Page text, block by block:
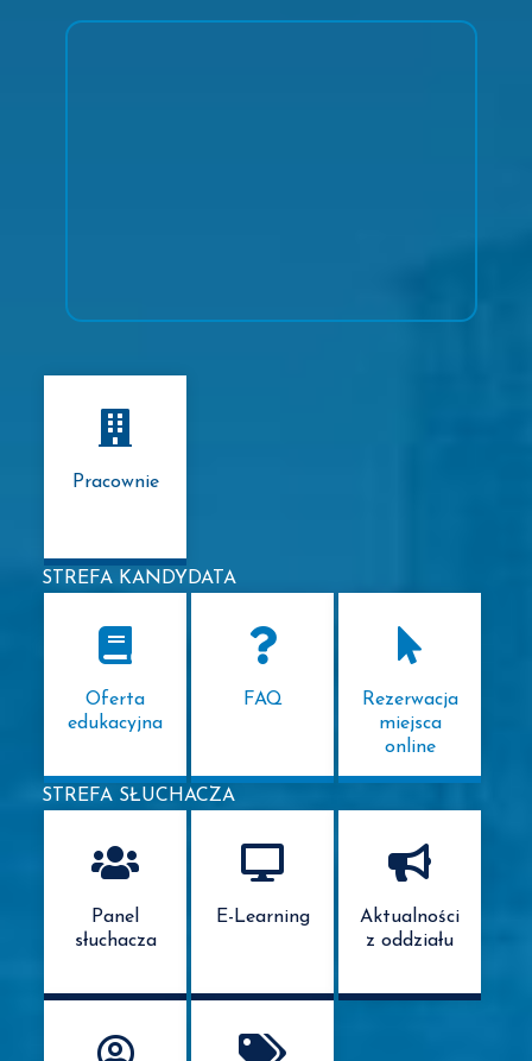
Pracownie
STREFA KANDYDATA
Oferta
edukacyjna
FAQ
Rezerwacja
miejsca
online
STREFA SŁUCHACZA
Panel
słuchacza
E-Learning
Aktualności
z oddziału